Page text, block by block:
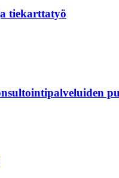
tiekarttatyö